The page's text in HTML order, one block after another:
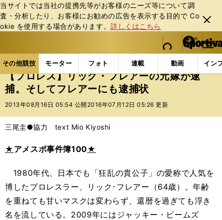
当サイトでは当社の提携先等がお客様のニーズ等について調
査・分析したり、お客様にお勧めの広告を表⽰する⽬的で Co
okie を使⽤する場合があります。詳しくはこちら
閉じ
る
web Sportiva (webスポルティーバ)
検索
マイペ
ー
ジ
メニュ
その他競技 モーター フォト 連載 動画 イン
ス
ポ
ル
バ
その他競技の記事一覧 格闘技 プロレス 【プロ
【プロレス】リック・フレアーの元嫁が逮
捕。そしてフレアーにも逮捕状
2013年08月16日 05:54 公開 2016年07月12日 05:26 更新
三尾圭●協力 text Mio Kiyoshi
★ アメスポ事件簿100★
1980年代、日本でも「狂乱の貴公子」の愛称で人気を
博したプロレスラー、リック･フレアー（64歳）。年齢
を重ねても甘いマスクは変わらず、還暦を過ぎても浮き
名を流している。2009年にはジャッキー・ビームズ